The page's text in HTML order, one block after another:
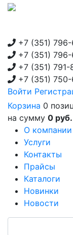
+7 (351)
+7 (351)
+7 (351) 791-
+7 (351)
Войти
Корзина 0
на сумму 0 руб.
О компании
Услуги
Контакты
Прайсы
Каталоги
Новинки
Новости